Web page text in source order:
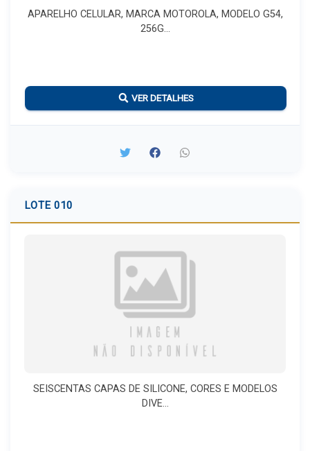
APARELHO CELULAR, MARCA MOTOROLA, MODELO G54,
256G...
VER DETALHES
LOTE 010
SEISCENTAS CAPAS DE SILICONE, CORES E MODELOS
DIVE...